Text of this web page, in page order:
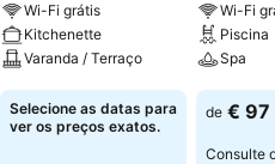
Wi-Fi grátis
Kitchenette
Varanda / Terraço
Ver preços
Selecione as datas para
ver os preços exatos.
Wi-Fi
Piscina
Spa
Ver
de € 97
Consulte